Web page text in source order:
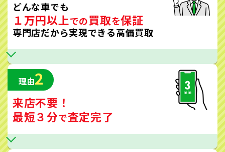
どんな車でも
１万円以上での買取を保証
専門店だから実現できる高価買取
理由2
来店不要！
最短３分で査定完了